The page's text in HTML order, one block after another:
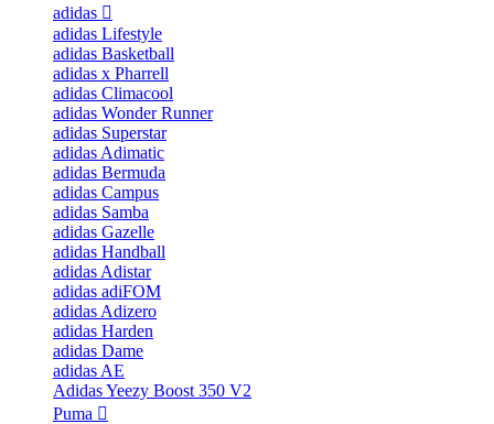
adidas
adidas Lifestyle
adidas Basketball
adidas x Pharrell
adidas Climacool
adidas Wonder Runner
adidas Superstar
adidas Adimatic
adidas Bermuda
adidas Campus
adidas Samba
adidas Gazelle
adidas Handball
adidas Adistar
adidas adiFOM
adidas Adizero
adidas Harden
adidas Dame
adidas AE
Adidas Yeezy Boost 350 V2
Puma